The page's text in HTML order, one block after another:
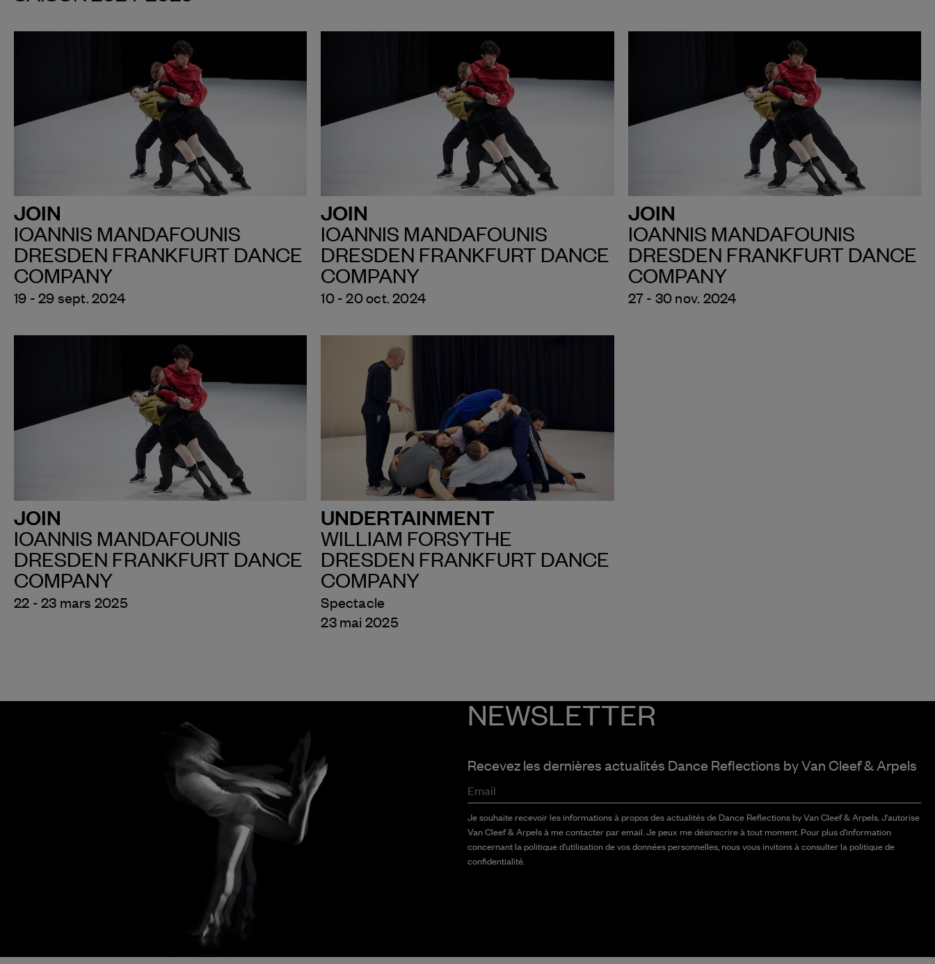
JOIN
IOANNIS MANDAFOUNIS
DRESDEN FRANKFURT DANCE
COMPANY
19 - 29 sept. 2024
JOIN
IOANNIS MANDAFOUNIS
DRESDEN FRANKFURT DANCE
COMPANY
10 - 20 oct. 2024
JOIN
IOANNIS MANDAFOUNIS
DRESDEN FRANKFURT DANCE
COMPANY
27 - 30 nov. 2024
JOIN
IOANNIS MANDAFOUNIS
DRESDEN FRANKFURT DANCE
COMPANY
22 - 23 mars 2025
UNDERTAINMENT
WILLIAM FORSYTHE
DRESDEN FRANKFURT DANCE
COMPANY
Spectacle
23 mai 2025
NEWSLETTER
Recevez les dernières actualités Dance Reflections byVan Cleef & Arpels
Email
Je souhaite recevoir les informations à propos des actualités de Dance Reflections by Van Cleef & Arpels. J'autorise
Van Cleef & Arpels à me contacter par email. Je peux me désinscrire à tout moment. Pour plus d'information
concernant la politique d'utilisation de vos données personnelles, nous vous invitons à consulter la politique de
confidentialité.